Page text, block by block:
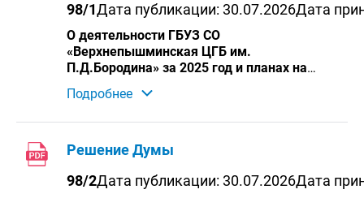
выборов депутатов Законодательного
Собрания Свердловской области
девятого созыва, выборов депутатов
Думы муниципального округа
Среднеуральск Свердловской области
восьмого созыва, назначенных на 20
98/1Дата публикации: 30.07.2026Дата
О деятельности ГБУЗ СО
«Верхнепышминская ЦГБ им.
П.Д.Бородина» за 2025 год и планах на
Подробнее
Решение Думы
98/2Дата публикации: 30.07.2026Дата